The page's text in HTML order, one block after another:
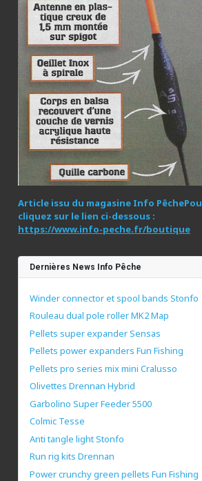
Article issu du magasine Info Pêche
cliquez sur le lien ci-dessous :
https://www.info-peche.fr/boutique
Dernières News Info Pêche
Winder connector et spool bands Stonfo
Rouleau dual pole roller MK2 Map
Pellets super expander Sensas
Pellets power expanders Fun Fishing
Pellets pro series mix mini Cralusso
Olivettes Drennan Hybrid
Garbolino Super Feeder 5500
Colmic Tesse
Anti tangle light Stonfo
Run rig kits Drennan
Power crunchy green pellets Fun Fishing